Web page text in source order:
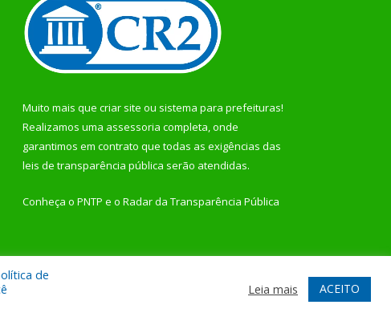
Muito mais que criar site ou sistema para prefeituras!
Realizamos uma assessoria completa, onde
garantimos em contrato que todas as exigências das
leis de transparência pública serão atendidas.
Conheça o PNTP e o Radar da Transparência Pública
Site Acessar Webmail
de
Leia mais ACEITO